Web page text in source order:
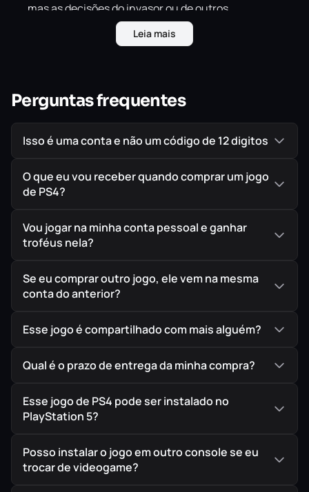
mas as decisões do invasor ou de outros
sobreviventes podem deixar você sem ajuda. Qual vai
ser seu estilo de jogo?
áreas, mas tenha cuidado: o invasor está sempre de
olho e pode destruir áreas para reduzir seu espaço
disponível, deixando as opções de fuga cada vez mais
Divirta-se jogando como o invasor: um rival célebre
de Dragon Ball!
caçar e eliminar os sobreviventes. Domine as
habilidades exclusivas de cada invasor para localizar
mais poder!
Como sobrevivente ou invasor, escolha seu caminho
criando sua própria estratégia de fuga ou de
Tenha acesso a reforços e itens únicos
Veículos, armas, cápsulas… aproveite ao máximo
da fenda temporal!
Leia mais
Perguntas frequentes
Isso é uma conta e não um código de 12 digitos
O que eu vou receber quando comprar um jogo
de PS4?
Vou jogar na minha conta pessoal e ganhar
troféus nela?
Se eu comprar outro jogo, ele vem na mesma
conta do anterior?
Esse jogo é compartilhado com mais alguém?
Qual é o prazo de entrega da minha compra?
Esse jogo de PS4 pode ser instalado no
PlayStation 5?
Posso instalar o jogo em outro console se eu
trocar de videogame?